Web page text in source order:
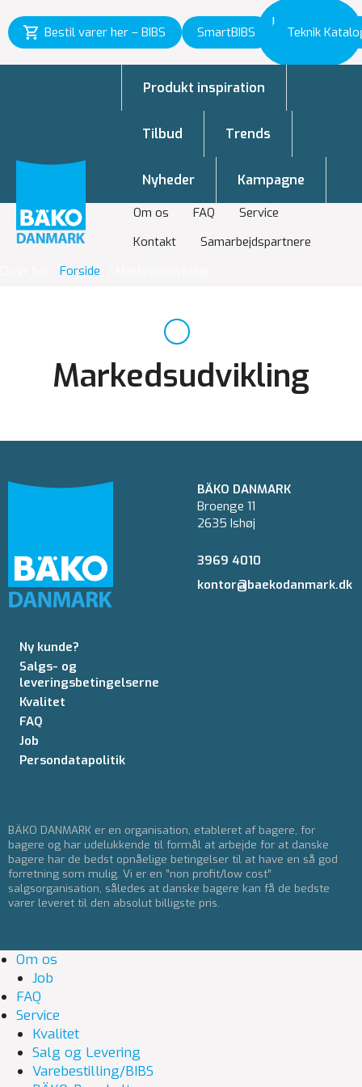
Bestil varer her – BIBS SmartBIBS Teknik
Inspiration
til vækst
Om os FAQ
Service
Kontakt
Samarbejdspartnere
Produkt inspiration
Tilbud Trends
Nyheder Kampagne
Forside
Markedsudvikling
BÄKO DANMARK
Broenge 11
2635 Ishøj
3969 4010
kontor@baekodanmark.dk
Ny kunde?
Salgs- og
leveringsbetingelserne
Kvalitet
FAQ
Job
Persondatapolitik
BÄKO DANMARK er en organisation, etableret af bagere, for
bagere og har udelukkende til formål at arbejde for at danske
bagere har de bedst opnåelige betingelser til at have en så god
forretning som mulig. Vi er en ”non profit/low cost”
salgsorganisation, således at danske bagere kan få de bedste
varer leveret til den absolut billigste pris.
Om os
Job
FAQ
Service
Kvalitet
Salg og Levering
Varebestilling/BIBS